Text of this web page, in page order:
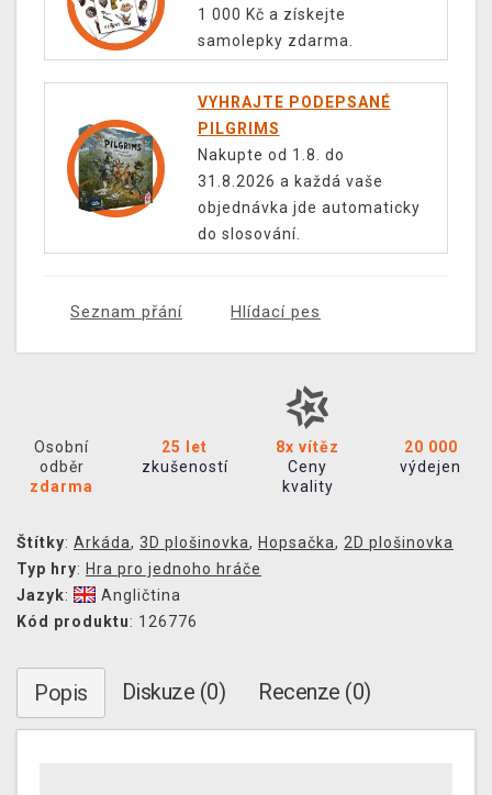
1 000 Kč a získejte
samolepky zdarma.
VYHRAJTE PODEPSANÉ
PILGRIMS
Nakupte od 1.8. do
31.8.2026 a každá vaše
objednávka jde automaticky
do slosování.
Seznam přání Hlídací pes
Osobní
odběr
zdarma
25 let
zkušeností
8x vítěz
Ceny
kvality
20 000
výdejen
Štítky: Arkáda, 3D plošinovka, Hopsačka, 2D plošinovka
Typ hry: Hra pro jednoho hráče
Jazyk:
Angličtina
Kód produktu: 126776
Popis Diskuze (0) Recenze (0)